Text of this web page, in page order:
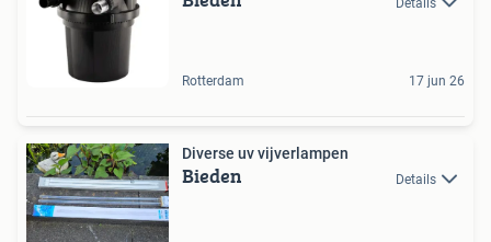
Rotterdam 17 jun 26
Diverse uv vijverlampen
Bieden Details